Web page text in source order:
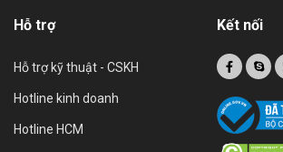
Hỗ trợ
Hỗ trợ kỹ thuật - CSKH
Hotline kinh doanh
Hotline HCM
Kết nối